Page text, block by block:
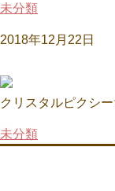
未分類
2018年12月22日
クリスタルピクシー
未分類